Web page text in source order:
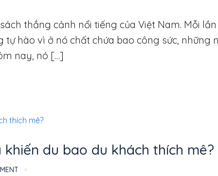
thắng cảnh nổi tiếng của Việt Nam. Mỗi
hào vì ở nó chất chứa bao công sức, những
nay, nó […]
du bao du khách thích mê?